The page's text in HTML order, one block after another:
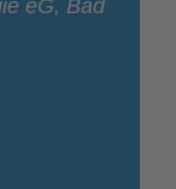
eG, Bad